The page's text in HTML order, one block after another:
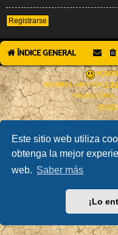
Este sitio web utiliza
obtenga la mejor
web. Saber más
¡Lo
Registrarse
ÍNDICE GENERAL
DESARROLLADO POR
TRADUCCIÓN